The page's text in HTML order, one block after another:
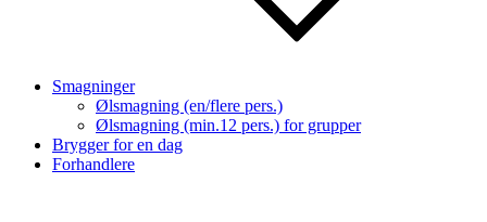
Smagninger
Ølsmagning (en/flere pers.)
Ølsmagning (min.12 pers.) for grupper
Brygger for en dag
Forhandlere